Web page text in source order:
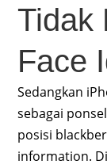
Tidak
Face
Sedangkan
sebagai
posisi
information.